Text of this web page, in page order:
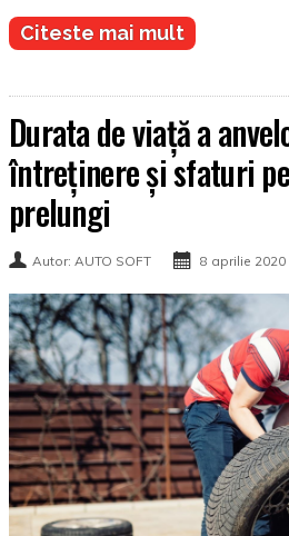
Citeste mai mult
Durata de viață a
întreținere și sfaturi
prelungi
Autor: AUTO SOFT 8 aprilie 2020